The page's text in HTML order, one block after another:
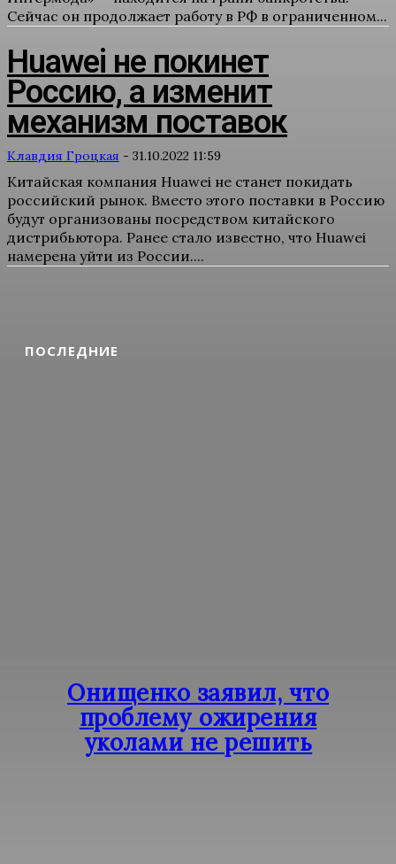
ПОСЛЕДНИЕ
Онищенко заявил, что
проблему ожирения
уколами не решить
Сейчас он продолжает работу в РФ в ограниченном...
Huawei не покинет
Россию, а изменит
механизм поставок
Клавдия Гроцкая - 31.10.2022 11:59
Китайская компания Huawei не станет покидать
российский рынок. Вместо этого поставки в Россию
будут организованы посредством китайского
дистрибьютора. Ранее стало известно, что Huawei
намерена уйти из России....